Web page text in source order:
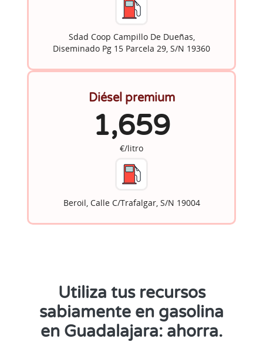
Sdad Coop Campillo De Dueñas,
Diseminado Pg 15 Parcela 29, S/N 19360
Diésel premium
1,659
€/litro
Beroil, Calle C/Trafalgar, S/N 19004
Utiliza tus recursos
sabiamente en gasolina
en Guadalajara: ahorra.